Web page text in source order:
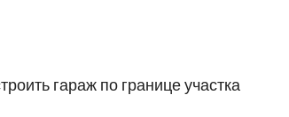
гараж по границе участка